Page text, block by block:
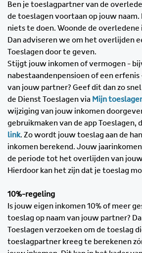
Ben je toeslagpartner van de
de toeslagen voortaan op jouw naam.
niets te doen. Woonde de
Dan adviseren we om het overlijden
Toeslagen door te geven.
Stijgt jouw inkomen of vermogen -
nabestaandenpensioen of een
van jouw partner? Geef dit dan zo
de Dienst Toeslagen via Mijn
wijziging van jouw inkomen
gebruikmaken van de app Toeslagen,
link. Zo wordt jouw toeslag aan de
inkomen berekend. Jouw
de periode tot het overlijden van
Hierdoor kan het zijn dat je toeslag
10%-regeling
Is jouw eigen inkomen 10% of meer
toeslag op naam van jouw partner?
Toeslagen verzoeken om de toeslag
toeslagpartner kreeg te berekenen